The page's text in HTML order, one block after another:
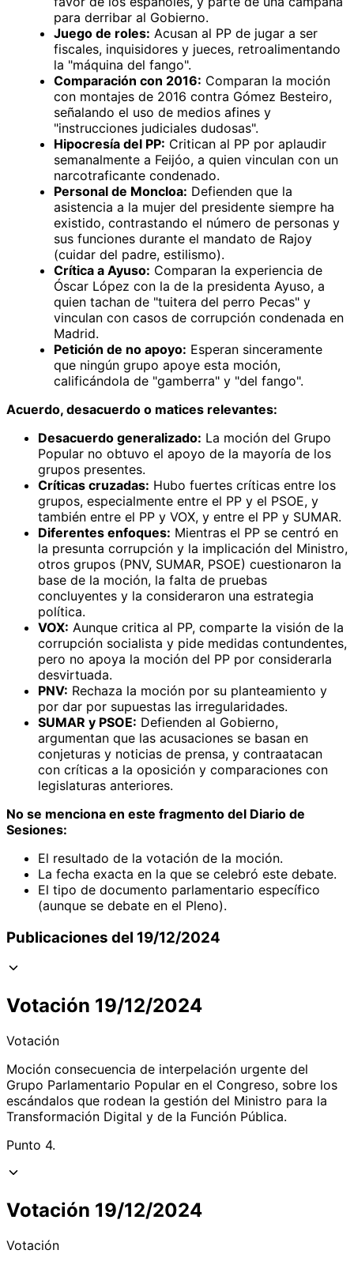
para derribar al Gobierno.
Juego de roles: Acusan al PP de jugar a ser
fiscales, inquisidores y jueces, retroalimentando
la "máquina del fango".
Comparación con 2016: Comparan la moción
con montajes de 2016 contra Gómez Besteiro,
señalando el uso de medios afines y
"instrucciones judiciales dudosas".
Hipocresía del PP: Critican al PP por aplaudir
semanalmente a Feijóo, a quien vinculan con un
narcotraficante condenado.
Personal de Moncloa: Defienden que la
asistencia a la mujer del presidente siempre ha
existido, contrastando el número de personas y
sus funciones durante el mandato de Rajoy
(cuidar del padre, estilismo).
Crítica a Ayuso: Comparan la experiencia de
Óscar López con la de la presidenta Ayuso, a
quien tachan de "tuitera del perro Pecas" y
vinculan con casos de corrupción condenada en
Madrid.
Petición de no apoyo: Esperan sinceramente
que ningún grupo apoye esta moción,
calificándola de "gamberra" y "del fango".
Acuerdo, desacuerdo o matices relevantes:
Desacuerdo generalizado: La moción del Grupo
Popular no obtuvo el apoyo de la mayoría de los
grupos presentes.
Críticas cruzadas: Hubo fuertes críticas entre los
grupos, especialmente entre el PP y el PSOE, y
también entre el PP y VOX, y entre el PP y SUMAR.
Diferentes enfoques: Mientras el PP se centró en
la presunta corrupción y la implicación del Ministro,
otros grupos (PNV, SUMAR, PSOE) cuestionaron la
base de la moción, la falta de pruebas
concluyentes y la consideraron una estrategia
política.
VOX: Aunque critica al PP, comparte la visión de la
corrupción socialista y pide medidas contundentes,
pero no apoya la moción del PP por considerarla
desvirtuada.
PNV: Rechaza la moción por su planteamiento y
por dar por supuestas las irregularidades.
SUMAR y PSOE: Defienden al Gobierno,
argumentan que las acusaciones se basan en
conjeturas y noticias de prensa, y contraatacan
con críticas a la oposición y comparaciones con
legislaturas anteriores.
No se menciona en este fragmento del Diario de
Sesiones:
El resultado de la votación de la moción.
La fecha exacta en la que se celebró este debate.
El tipo de documento parlamentario específico
(aunque se debate en el Pleno).
Publicaciones del 19/12/2024
Votación 19/12/2024
Votación
Moción consecuencia de interpelación urgente del
Grupo Parlamentario Popular en el Congreso, sobre los
escándalos que rodean la gestión del Ministro para la
Transformación Digital y de la Función Pública.
Punto 4.
Votación 19/12/2024
Votación